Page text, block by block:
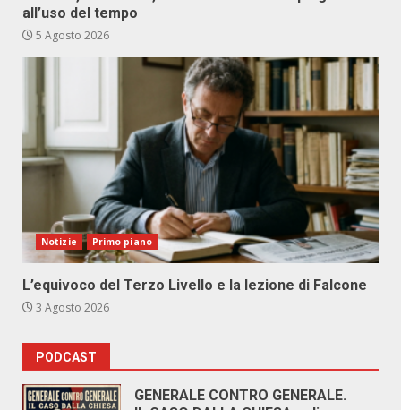
all’uso del tempo
5 Agosto 2026
Notizie Primo piano
L’equivoco del Terzo Livello e la lezione di Falcone
3 Agosto 2026
PODCAST
GENERALE CONTRO GENERALE.